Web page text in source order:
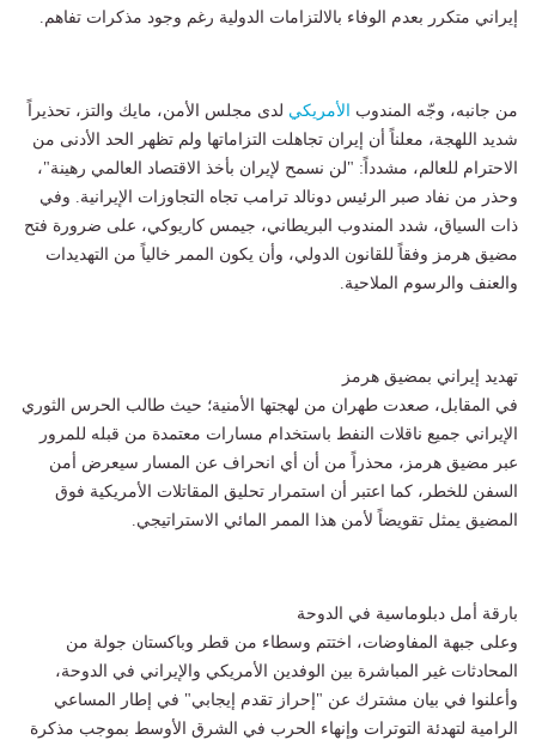
إيراني متكرر بعدم الوفاء بالالتزامات الدولية رغم وجود مذكرات تفاهم.
من جانبه، وجّه المندوب الأمريكي لدى مجلس الأمن، مايك والتز، تحذيراً
شديد اللهجة، معلناً أن إيران تجاهلت التزاماتها ولم تظهر الحد الأدنى من
الاحترام للعالم، مشدداً: "لن نسمح لإيران بأخذ الاقتصاد العالمي رهينة"،
وحذر من نفاد صبر الرئيس دونالد ترامب تجاه التجاوزات الإيرانية. وفي
ذات السياق، شدد المندوب البريطاني، جيمس كاريوكي، على ضرورة فتح
مضيق هرمز وفقاً للقانون الدولي، وأن يكون الممر خالياً من التهديدات
والعنف والرسوم الملاحية.
تهديد إيراني بمضيق هرمز
في المقابل، صعدت طهران من لهجتها الأمنية؛ حيث طالب الحرس الثوري
الإيراني جميع ناقلات النفط باستخدام مسارات معتمدة من قبله للمرور
عبر مضيق هرمز، محذراً من أن أي انحراف عن المسار سيعرض أمن
السفن للخطر، كما اعتبر أن استمرار تحليق المقاتلات الأمريكية فوق
المضيق يمثل تقويضاً لأمن هذا الممر المائي الاستراتيجي.
بارقة أمل دبلوماسية في الدوحة
وعلى جبهة المفاوضات، اختتم وسطاء من قطر وباكستان جولة من
المحادثات غير المباشرة بين الوفدين الأمريكي والإيراني في الدوحة،
وأعلنوا في بيان مشترك عن "إحراز تقدم إيجابي" في إطار المساعي
الرامية لتهدئة التوترات وإنهاء الحرب في الشرق الأوسط بموجب مذكرة